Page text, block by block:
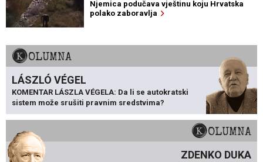
Njemica podučava vještinu koju Hrvatska
polako zaboravlja
KOLUMNA
LÁSZLÓ VÉGEL
KOMENTAR LÁSZLA VÉGELA: Da li se autokratski
sistem može srušiti pravnim sredstvima?
KOLUMNA
ZDENKO DUKA